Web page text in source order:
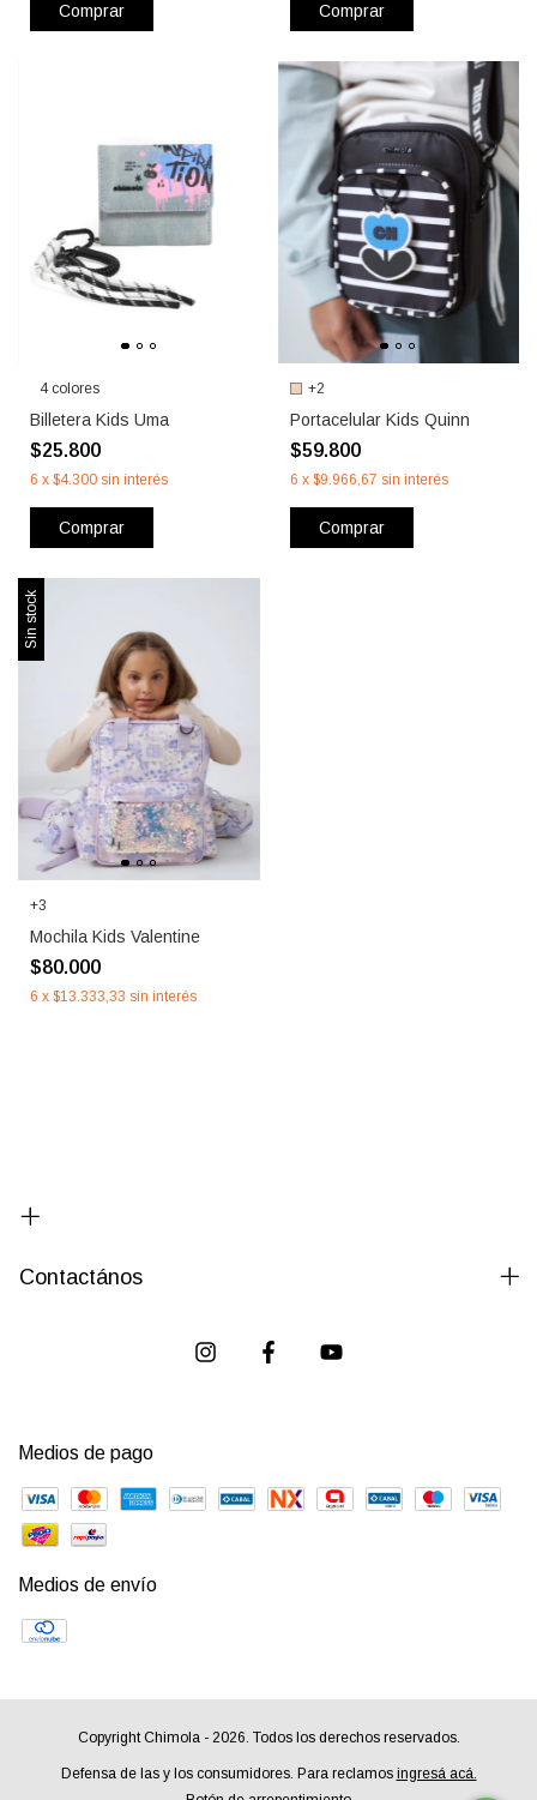
Comprar Comprar
4 colores
Billetera Kids Uma
$25.800
6 x $4.300 sin interés
Comprar
+2
Portacelular Kids Quinn
$59.800
6 x $9.966,67 sin interés
Comprar
Sin stock
+3
Mochila Kids Valentine
$80.000
6 x $13.333,33 sin interés
Contactános
Medios de pago
Medios de envío
Copyright Chimola - 2026. Todos los derechos reservados.
Defensa de las y los consumidores. Para reclamos ingresá acá.